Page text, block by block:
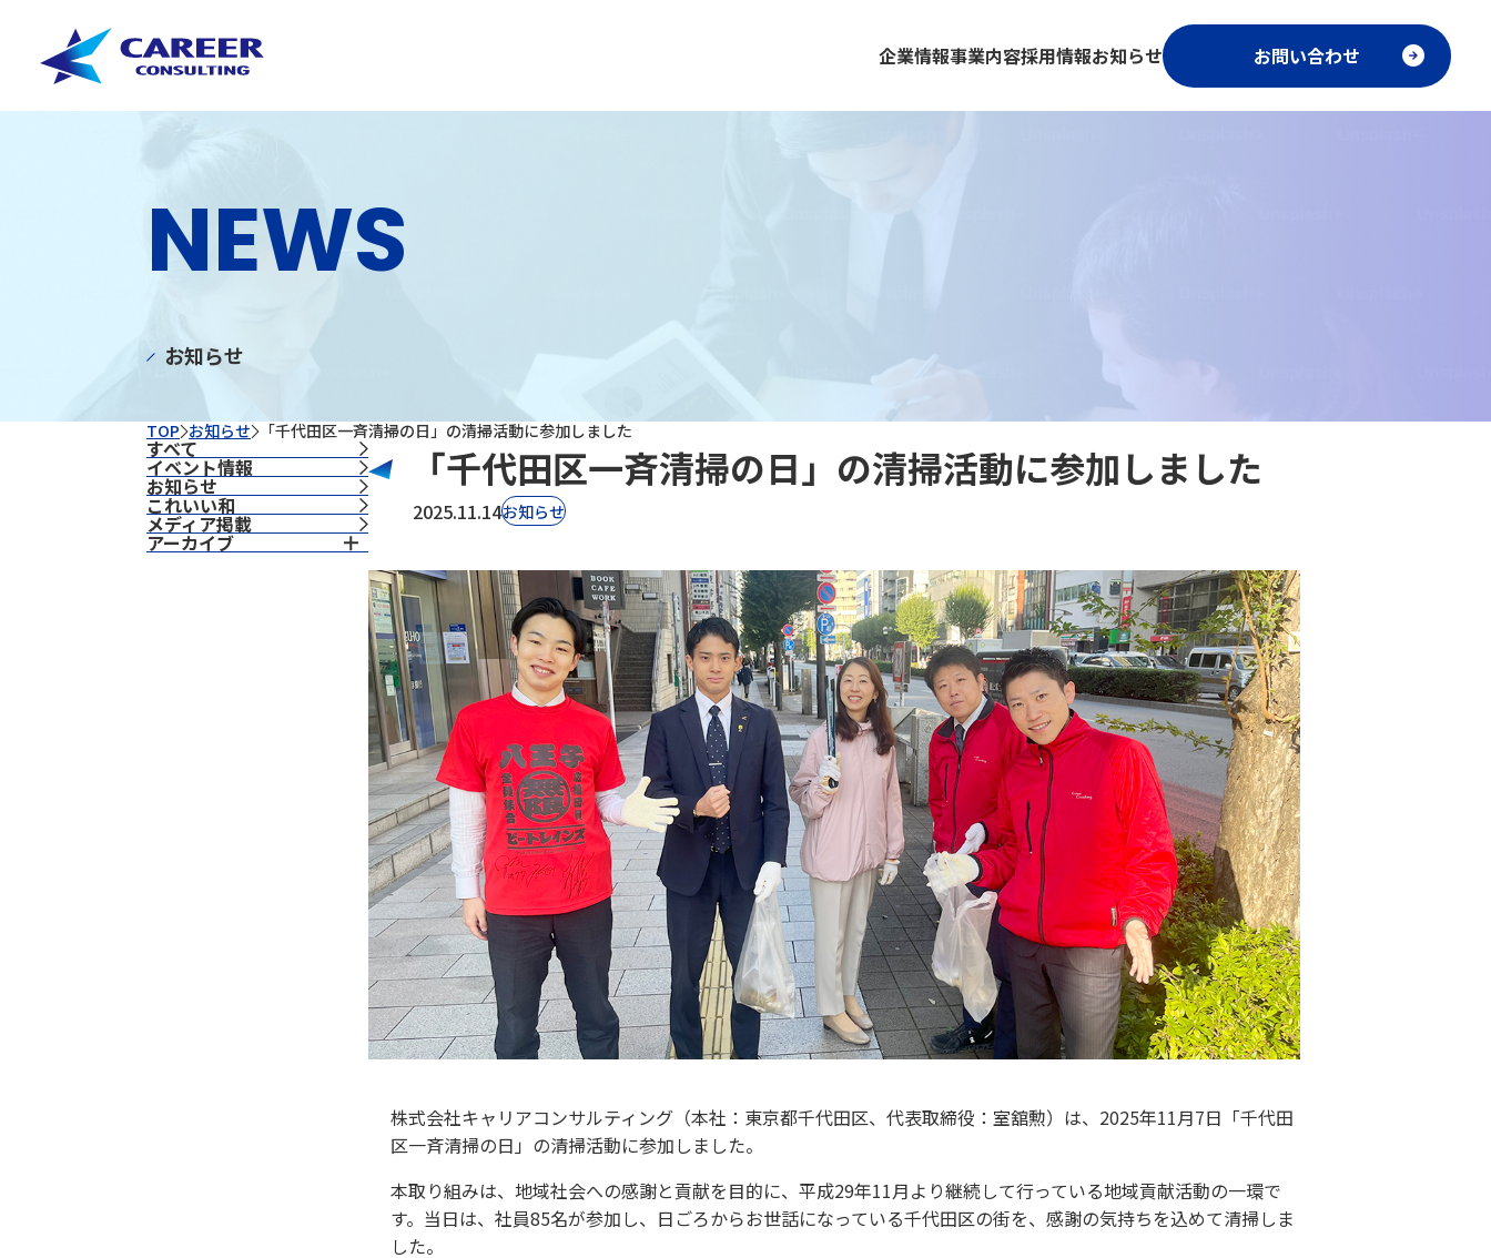
企業情報事業内容採用情報お知らせ お問い合わせ
NEWS
お知らせ
TOP お知らせ 「千代田区一斉清掃の日」の清掃活動に参加しました
すべて
イベント情報
お知らせ
これいい和
⁨⁩メディア掲載
アーカイブ
「千代田区一斉清掃の日」の清掃活動に参加しました
2025.11.14お知らせ
株式会社キャリアコンサルティング（本社：東京都千代田区、代表取締役：室舘勲）は、2025年11月7日「千代田
区一斉清掃の日」の清掃活動に参加しました。
本取り組みは、地域社会への感謝と貢献を目的に、平成29年11月より継続して行っている地域貢献活動の一環で
す。当日は、社員85名が参加し、日ごろからお世話になっている千代田区の街を、感謝の気持ちを込めて清掃しま
した。